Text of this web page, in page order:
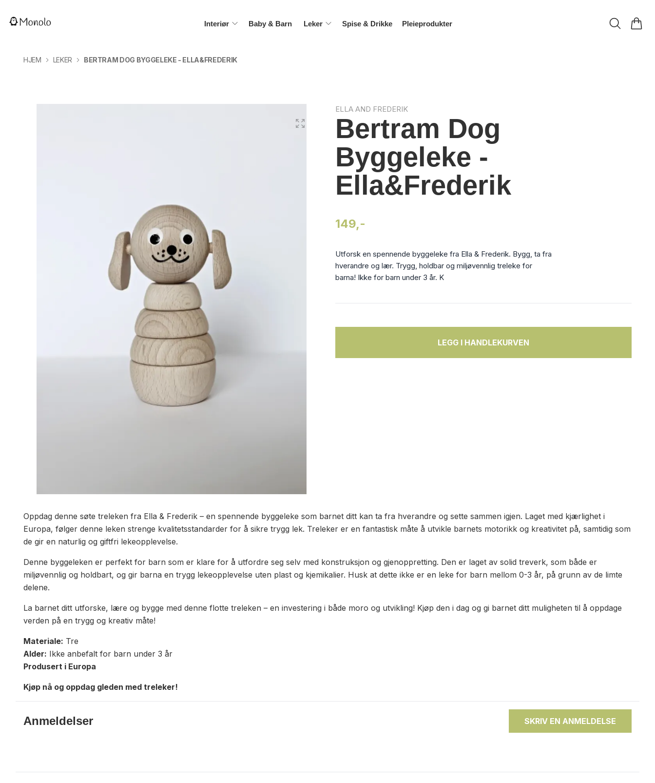
Interiør Baby & Barn Leker Spise & Drikke Pleieprodukter
HJEM LEKER BERTRAM DOG BYGGELEKE - ELLA&FREDERIK
ELLA AND FREDERIK
Bertram Dog
Byggeleke -
Ella&Frederik
149,-
Utforsk en spennende byggeleke fra Ella & Frederik. Bygg, ta fra
hverandre og lær. Trygg, holdbar og miljøvennlig treleke for
barna! Ikke for barn under 3 år. K
LEGG I HANDLEKURVEN
Oppdag denne søte treleken fra Ella & Frederik – en spennende byggeleke som barnet ditt kan ta fra hverandre og sette sammen igjen. Laget med kjærlighet i
Europa, følger denne leken strenge kvalitetsstandarder for å sikre trygg lek. Treleker er en fantastisk måte å utvikle barnets motorikk og kreativitet på, samtidig som
de gir en naturlig og giftfri lekeopplevelse.
Denne byggeleken er perfekt for barn som er klare for å utfordre seg selv med konstruksjon og gjenoppretting. Den er laget av solid treverk, som både er
miljøvennlig og holdbart, og gir barna en trygg lekeopplevelse uten plast og kjemikalier. Husk at dette ikke er en leke for barn mellom 0-3 år, på grunn av de limte
delene.
La barnet ditt utforske, lære og bygge med denne flotte treleken – en investering i både moro og utvikling! Kjøp den i dag og gi barnet ditt muligheten til å oppdage
verden på en trygg og kreativ måte!
Materiale: Tre
Alder: Ikke anbefalt for barn under 3 år
Produsert i Europa
Kjøp nå og oppdag gleden med treleker!
Anmeldelser SKRIV EN ANMELDELSE